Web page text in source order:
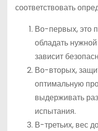
соответствовать
Во-первых, это
обладать
зависит
Во-вторых,
оптимальную
выдерживать
испытания.
В-третьих, вес